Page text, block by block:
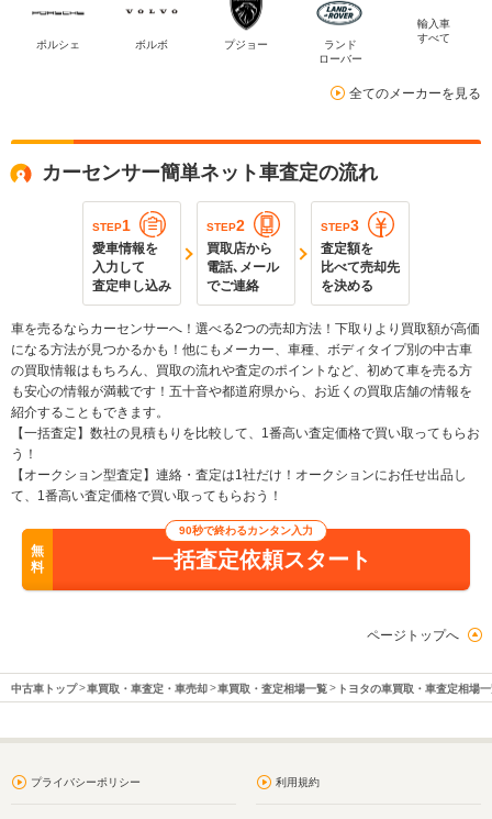
ポルシェ ボルボ プジョー
ランド
ローバー
輸入車
すべて
全てのメーカーを見る
カーセンサー簡単ネット車査定の流れ
STEP1
愛車情報を
入力して
査定申し込み
STEP2
買取店から
電話､メール
でご連絡
STEP3
査定額を
比べて売却先
を決める
車を売るならカーセンサーへ！選べる2つの売却方法！下取りより買取額が高価
になる方法が見つかるかも！他にもメーカー、車種、ボディタイプ別の中古車
の買取情報はもちろん、買取の流れや査定のポイントなど、初めて車を売る方
も安心の情報が満載です！五十音や都道府県から、お近くの買取店舗の情報を
紹介することもできます。
【一括査定】数社の見積もりを比較して、1番高い査定価格で買い取ってもらお
う！
【オークション型査定】連絡・査定は1社だけ！オークションにお任せ出品し
て、1番高い査定価格で買い取ってもらおう！
無
料
90秒で終わるカンタン入力
一括査定依頼スタート
ページトップへ
中古車トップ 車買取・車査定・車売却 車買取・査定相場一覧 トヨタの車買取・車査定相場
プライバシーポリシー 利用規約